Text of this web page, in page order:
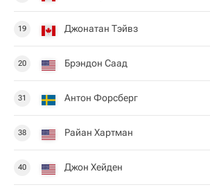
19 Джонатан Тэйвз
20 Брэндон Саад
31 Антон Форсберг
38 Райан Хартман
40 Джон Хейден